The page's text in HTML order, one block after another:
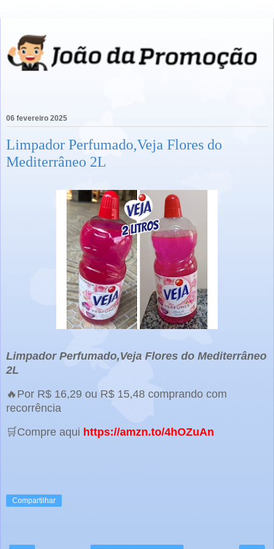
06 fevereiro 2025
Limpador Perfumado,Veja Flores do
Mediterrâneo 2L
Limpador Perfumado,Veja Flores do Mediterrâneo
2L
🔥Por R$ 16,29 ou R$ 15,48 comprando com
recorrência
🛒Compre aqui https://amzn.to/4hOZuAn
Compartilhar